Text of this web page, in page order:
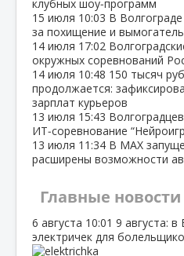
клубных шоу‑программ
15 июля 10:03 В
за похищение и
14 июля 17:02
окружных соревнований
14 июля 10:48 150 тысяч
продолжается:
зарплат курьеров
13 июля 15:43
ИТ‑соревнование
13 июля 11:34 В МАХ
расширены возможности
Главные новости
6 августа 10:01 9 августа:
электричек для